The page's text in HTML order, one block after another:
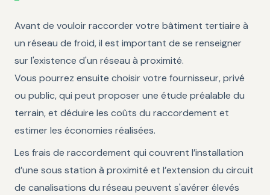
Avant de vouloir raccorder votre bâtiment tertiaire à
un réseau de froid, il est important de se renseigner
sur l'existence d'un réseau à proximité.
Vous pourrez ensuite choisir votre fournisseur, privé
ou public, qui peut proposer une étude préalable du
terrain, et déduire les coûts du raccordement et
estimer les économies réalisées.
Les frais de raccordement qui couvrent l’installation
d’une sous station à proximité et l’extension du circuit
de canalisations du réseau peuvent s'avérer élevés